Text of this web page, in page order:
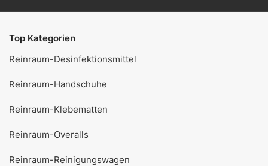
Top Kategorien
Reinraum-Desinfektionsmittel
Reinraum-Handschuhe
Reinraum-Klebematten
Reinraum-Overalls
Reinraum-Reinigungswagen